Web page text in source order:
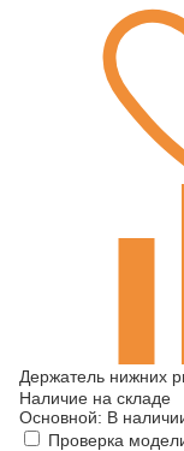
Держатель нижних
Наличие на складе
Основной: В
Проверка